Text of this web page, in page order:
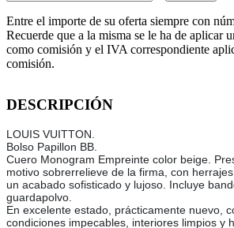
Entre el importe de su oferta siempre con
Recuerde que a la misma se le ha de aplicar
como comisión y el IVA correspondiente
comisión.
DESCRIPCIÓN
LOUIS VUITTON.
Bolso Papillon BB.
Cuero Monogram Empreinte color beige.
motivo sobrerrelieve de la firma, con
un acabado sofisticado y lujoso. Incluye
guardapolvo.
En excelente estado, prácticamente nuevo,
condiciones impecables, interiores limpios y